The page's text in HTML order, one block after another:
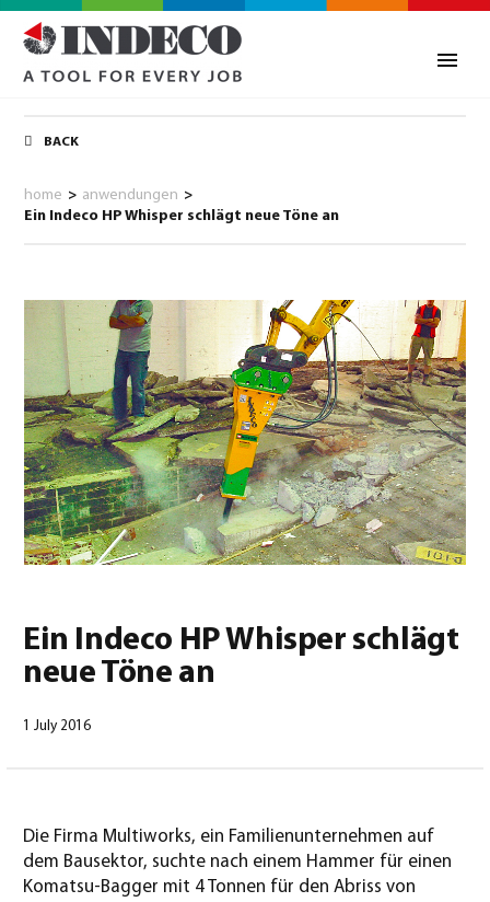
0
Deutsch
BACK
home > anwendungen >
Ein Indeco HP Whisper schlägt neue Töne an
Ein Indeco HP Whisper schlägt
neue Töne an
1 July 2016
Die Firma Multiworks, ein Familienunternehmen auf
dem Bausektor, suchte nach einem Hammer für einen
Komatsu-Bagger mit 4 Tonnen für den Abriss von